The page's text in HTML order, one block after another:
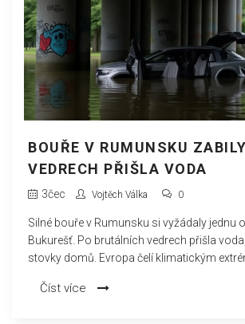
BOUŘE V RUMUNSKU
VEDRECH PŘIŠLA VODA
3čec Vojtěch Válka 0
Silné bouře v Rumunsku si vyžádaly jednu
Bukurešť. Po brutálních vedrech přišla
stovky domů. Evropa čelí klimatickým
Číst více